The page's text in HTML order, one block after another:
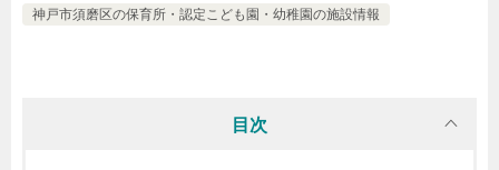
神戸市須磨区の保育所・認定こども園・幼稚園の施設情報
目次